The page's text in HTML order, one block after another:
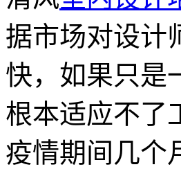
据市场对设计
快，如果只是
根本适应不了
疫情期间几个